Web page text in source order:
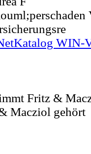
WIN-
Fritz &
Macziol gehört